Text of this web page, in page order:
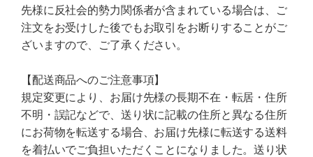
先様に反社会的勢力関係者が含まれている場合は、ご
注文をお受けした後でもお取引をお断りすることがご
ざいますので、ご了承ください。
【配送商品へのご注意事項】
規定変更により、お届け先様の長期不在・転居・住所
不明・誤記などで、送り状に記載の住所と異なる住所
にお荷物を転送する場合、お届け先様に転送する送料
を着払いでご負担いただくことになりました。送り状